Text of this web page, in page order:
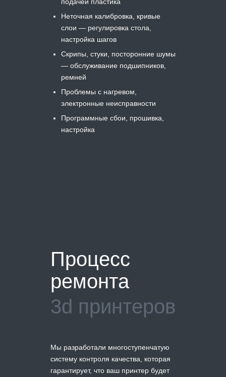
Неточная калибровка, кривые
слои — регулировка стола,
настройка шагов
Скрипы, стуки, посторонние шумы
— обслуживание подшипников,
ремней
Проблемы с нагревом,
электронные неисправности
Программные сбои, прошивка,
настройка
Процесс
ремонта
3d принтеров
Мы разработали многоступенчатую
систему контроля качества, которая
гарантирует, что ваш принтер будет